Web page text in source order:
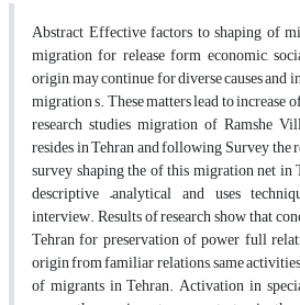
Abstract Effective factors to shaping of
migration for release form economic,
origin, may continue for diverse causes and
migration s. These matters lead to
research studies migration of Ramshe
resides in Tehran and following Survey the
survey shaping the of this migration net in
descriptive –analytical and uses
interview. Results of research show that
Tehran for preservation of power full
origin from familiar relations, same
of migrants in Tehran. Activation in